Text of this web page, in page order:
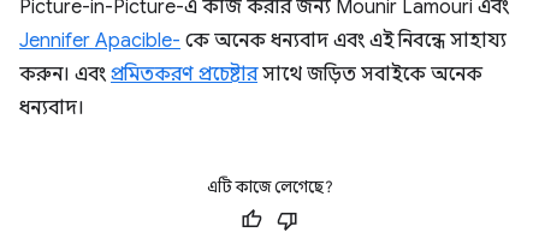
Picture-in-Picture-এ কাজ করার জন্য Mounir Lamouri এবং
Jennifer Apacible- কে অনেক ধন্যবাদ এবং এই নিবন্ধে সাহায্য
করুন। এবং প্রমিতকরণ প্রচেষ্টারসাথে জড়িত সবাইকে অনেক
ধন্যবাদ।
এটি কাজে লেগেছে?